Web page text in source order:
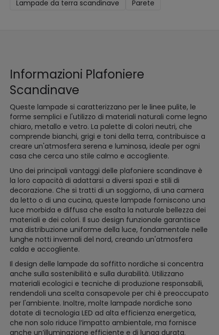
Lampade da terra scandinave
Parete
Informazioni Plafoniere
Scandinave
Queste lampade si caratterizzano per le linee pulite, le
forme semplici e l'utilizzo di materiali naturali come legno
chiaro, metallo e vetro. La palette di colori neutri, che
comprende bianchi, grigi e toni della terra, contribuisce a
creare un'atmosfera serena e luminosa, ideale per ogni
casa che cerca uno stile calmo e accogliente.
Uno dei principali vantaggi delle plafoniere scandinave è
la loro capacità di adattarsi a diversi spazi e stili di
decorazione. Che si tratti di un soggiorno, di una camera
da letto o di una cucina, queste lampade forniscono una
luce morbida e diffusa che esalta la naturale bellezza dei
materiali e dei colori. Il suo design funzionale garantisce
una distribuzione uniforme della luce, fondamentale nelle
lunghe notti invernali del nord, creando un'atmosfera
calda e accogliente.
Il design delle lampade da soffitto nordiche si concentra
anche sulla sostenibilità e sulla durabilità. Utilizzano
materiali ecologici e tecniche di produzione responsabili,
rendendoli una scelta consapevole per chi è preoccupato
per l'ambiente. Inoltre, molte lampade nordiche sono
dotate di tecnologia LED ad alta efficienza energetica,
che non solo riduce l’impatto ambientale, ma fornisce
anche un’illuminazione efficiente e di lunga durata.